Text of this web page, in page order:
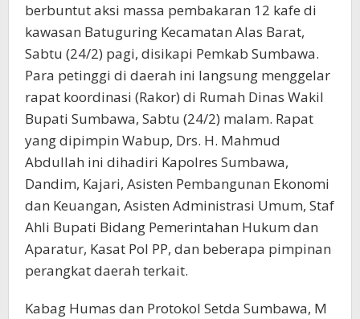
berbuntut aksi massa pembakaran 12 kafe di
kawasan Batuguring Kecamatan Alas Barat,
Sabtu (24/2) pagi, disikapi Pemkab Sumbawa.
Para petinggi di daerah ini langsung menggelar
rapat koordinasi (Rakor) di Rumah Dinas Wakil
Bupati Sumbawa, Sabtu (24/2) malam. Rapat
yang dipimpin Wabup, Drs. H. Mahmud
Abdullah ini dihadiri Kapolres Sumbawa,
Dandim, Kajari, Asisten Pembangunan Ekonomi
dan Keuangan, Asisten Administrasi Umum, Staf
Ahli Bupati Bidang Pemerintahan Hukum dan
Aparatur, Kasat Pol PP, dan beberapa pimpinan
perangkat daerah terkait.
Kabag Humas dan Protokol Setda Sumbawa, M